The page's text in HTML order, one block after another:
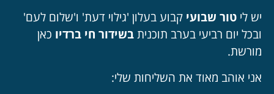
יש לי טור שבועי קבוע בעלון 'גילוי דעת' ו'שלום לעם'
ובכל יום רביעי בערב תוכניתבשידור חי ברדיו כאן
מורשת.
אני אוהב מאוד את השליחות שלי: